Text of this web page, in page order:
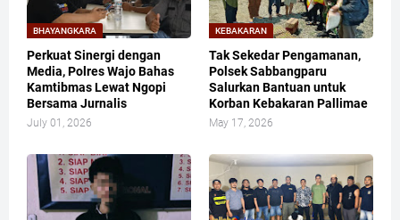
BHAYANGKARA
Perkuat Sinergi dengan
Media, Polres Wajo Bahas
Kamtibmas Lewat Ngopi
Bersama Jurnalis
July 01, 2026
KEBAKARAN
Tak Sekedar Pengamanan,
Polsek Sabbangparu
Salurkan Bantuan untuk
Korban Kebakaran Pallimae
May 17, 2026